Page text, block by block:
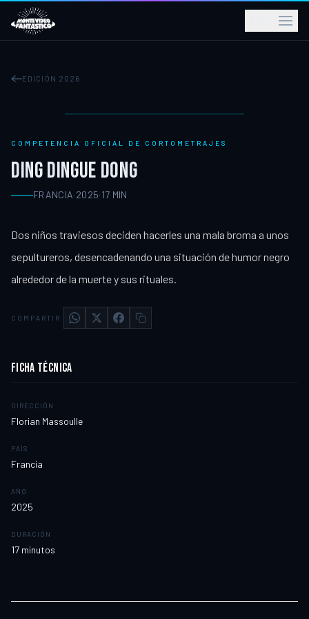
EDICIÓN 2026
COMPETENCIA OFICIAL DE CORTOMETRAJES
DING DINGUE DONG
FRANCIA·2025·17 MIN
Dos niños traviesos deciden hacerles una mala broma a unos
sepultureros, desencadenando una situación de humor negro
alrededor de la muerte y sus rituales.
COMPARTIR
FICHA TÉCNICA
DIRECCIÓN
Florian Massoulle
PAÍS
Francia
AÑO
2025
DURACIÓN
17 minutos